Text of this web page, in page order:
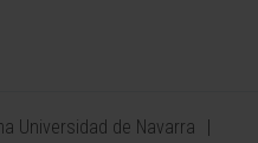
Universidad de Navarra